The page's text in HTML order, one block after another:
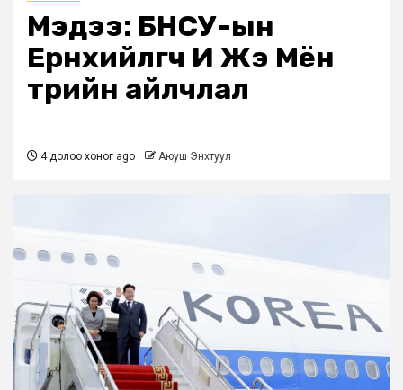
Мэдээ: БНСУ-ын
Ерөнхийлөгч И Жэ Мён
төрийн айлчлал
4 долоо хоног ago Аюуш Энхтуул